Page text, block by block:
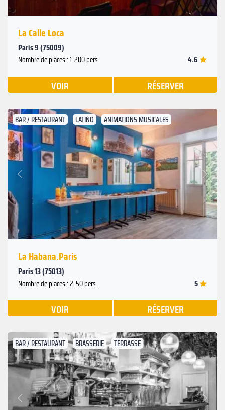
La Calle Loca
Paris 9 (75009)
Nombre de places : 1-200 pers. 4.6
VOIR RÉSERVER
BAR / RESTAURANT LATINO ANIMATIONS MUSICALES
Précédent
Suivant
La Habana.Paris
Paris 13 (75013)
Nombre de places : 2-50 pers. 5
VOIR RÉSERVER
BAR / RESTAURANT BRASSERIE TERRASSE
Précédent
Suivant